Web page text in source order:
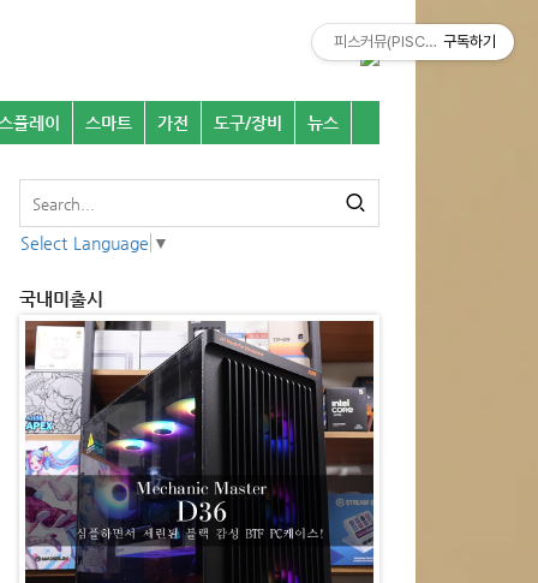
플레이 스마트 가전 도구/장비 뉴스
Select Language ▼
국내미출시
피스커뮤(PISCOMU)구독하기